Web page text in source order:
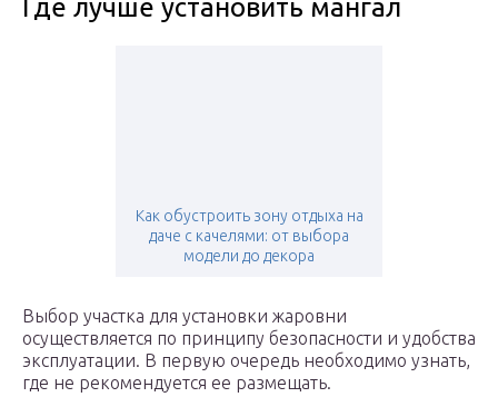
Где лучше установить мангал
Как обустроить зону отдыха на
даче с качелями: от выбора
модели до декора
Выбор участка для установки жаровни
осуществляется по принципу безопасности и удобства
эксплуатации. В первую очередь необходимо узнать,
где не рекомендуется ее размещать.